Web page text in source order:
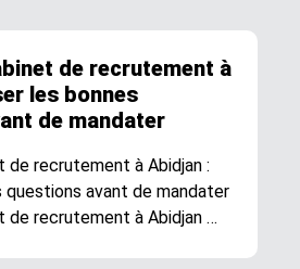
de recrutement à
les bonnes
de mandater
de recrutement à Abidjan :
questions avant de mandater
de recrutement à Abidjan …